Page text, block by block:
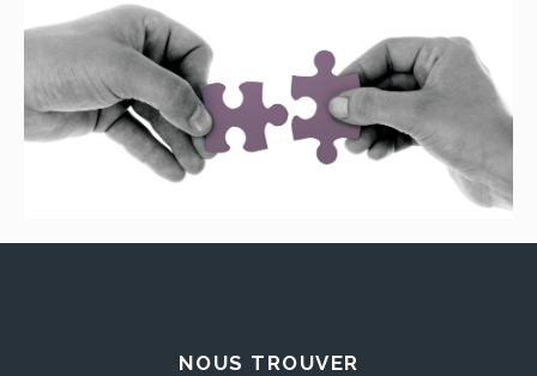
NOUS TROUVER